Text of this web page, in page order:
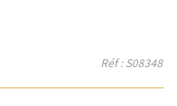
Réf : S08348